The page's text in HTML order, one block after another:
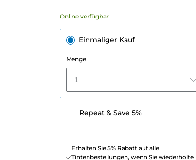
Online verfügbar
Einmaliger Kauf
Menge
1
Repeat & Save 5%
Erhalten Sie 5% Rabatt auf alle
Tintenbestellungen, wenn Sie wiederholte